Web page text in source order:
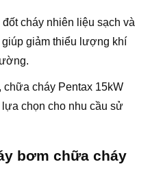
cháy nhiên liệu sạch và
giảm thiểu lượng khí
cháy Pentax 15kW
chọn cho nhu cầu sử
bơm chữa cháy